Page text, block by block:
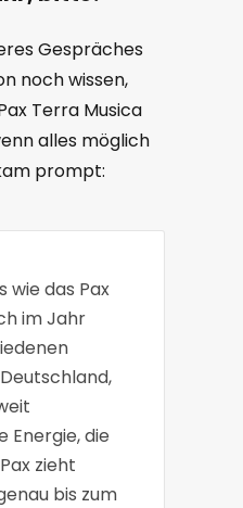
Gespräches
noch wissen,
Terra Musica
alles möglich
prompt:
wie das Pax
im Jahr
Energie, die
zieht
bis zum